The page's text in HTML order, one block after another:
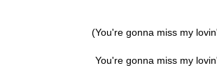
(You're gonna miss my
You're gonna miss my lovin'